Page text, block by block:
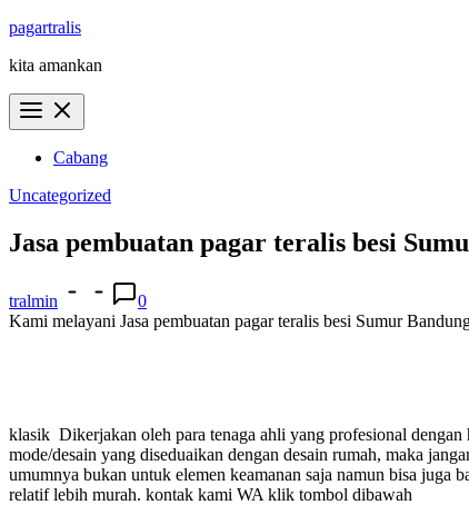
Skip
content
pagartralis
kita amankan
Cabang
Uncategorized
Jasa pembuatan pagar teralis besi
tralmin
0
Kami melayani Jasa pembuatan pagar teralis besi Sumur
klasik Dikerjakan oleh para tenaga ahli yang profesional
mode/desain yang diseduaikan dengan desain rumah, maka
umumnya bukan untuk elemen keamanan saja namun bisa
relatif lebih murah. kontak kami WA klik tombol dibawah